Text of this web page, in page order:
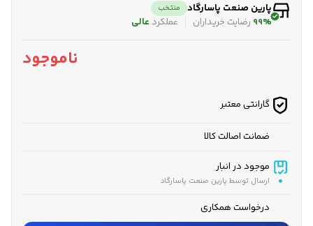
پارین صنعت پاسارگاد منتخب
99% رضایت خریداران عملکرد عالی
ناموجود
گارانتی معتبر
ضمانت اصالت کالا
موجود در انبار
ارسال توسط پارین صنعت پاسارگاد
درخواست همکاری